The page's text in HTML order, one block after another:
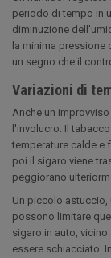
periodo di tempo in
diminuzione
la minima pressione
un segno che il
Variazioni di
Anche un
l'involucro. Il
temperature calde e
poi il sigaro viene
peggiorano
Un piccolo astuccio,
possono limitare
sigaro in auto,
essere schiacciato.